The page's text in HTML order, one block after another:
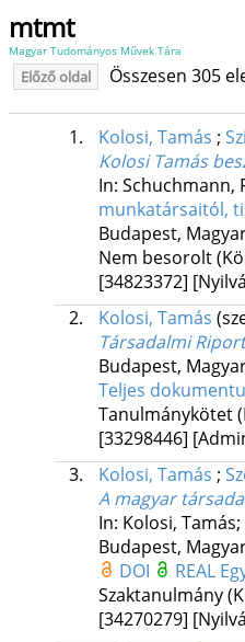
mtmt
Magyar Tudományos Művek Tára
Előző oldal Összesen 305
1. Kolosi, Tamás ;
Kolosi Tamás
In: Schuchmann,
munkatársaitól,
Budapest,
Nem besorolt
[34823372]
2.
Kolosi, Tamás
Társadalmi
Budapest,
Teljes
Tanulmánykötet
[33298446]
3.
Kolosi, Tamás ;
A magyar
In: Kolosi,
Budapest,
DOI
REAL
Szaktanulmány
[34270279]